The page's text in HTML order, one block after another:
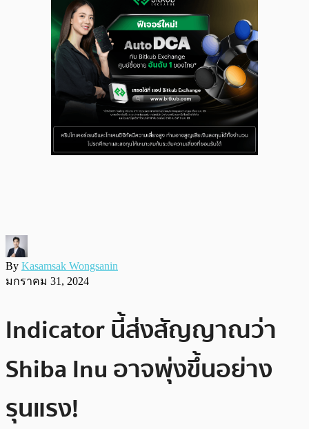
By Kasamsak Wongsanin
มกราคม 31, 2024
Indicator นี้ส่งสัญญาณว่า
Shiba Inu อาจพุ่งขึ้นอย่าง
รุนแรง!